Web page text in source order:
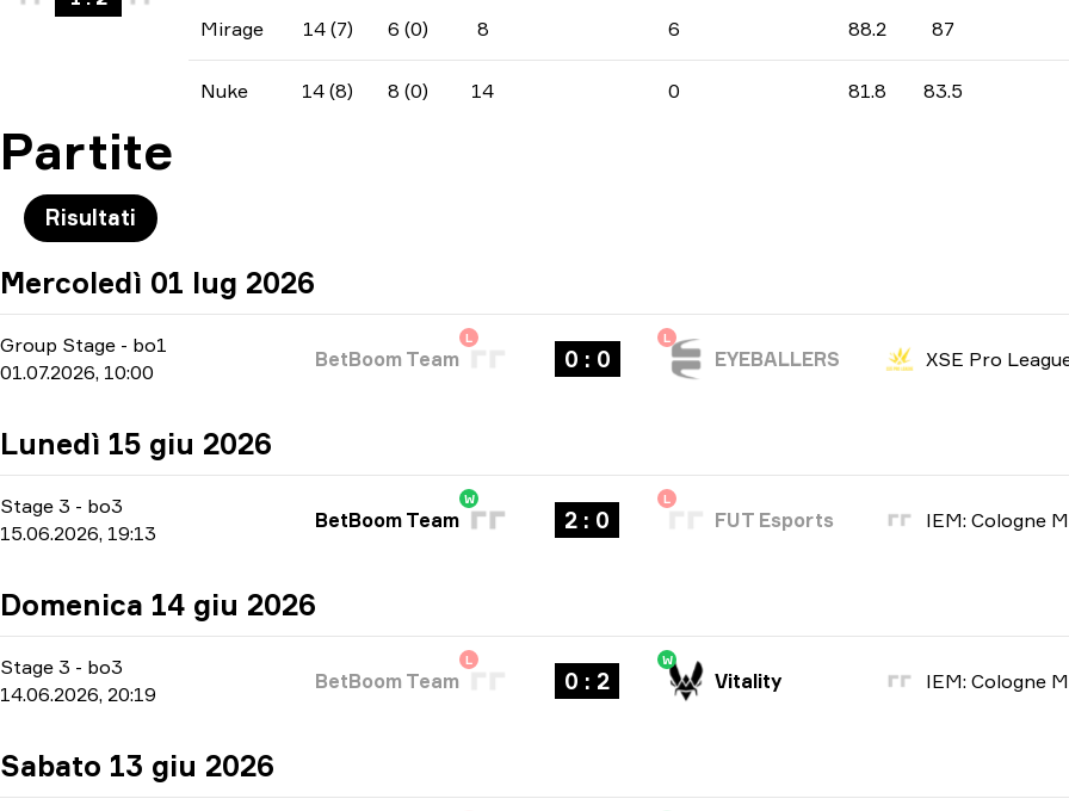
Mirage 14 (7) 6 (0) 8 6 88.2 87
Nuke 14 (8) 8 (0) 14 0 81.8 83.5
Partite
Risultati
Mercoledì 01 lug 2026
Group Stage - bo1
01.07.2026, 10:00
L
BetBoom Team 0 : 0
L
EYEBALLERS XSE Pro
Lunedì 15 giu 2026
Stage 3 - bo3
15.06.2026, 19:13
W
BetBoom Team 2 : 0
L
FUT Esports
Domenica 14 giu 2026
Stage 3 - bo3
14.06.2026, 20:19
L
BetBoom Team 0 : 2
W
Vitality
Sabato 13 giu 2026